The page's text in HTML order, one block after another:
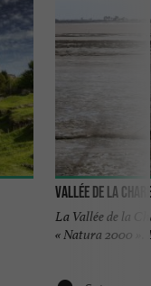
Vallée de la
La Vallée de la
« Natura 2000 ».